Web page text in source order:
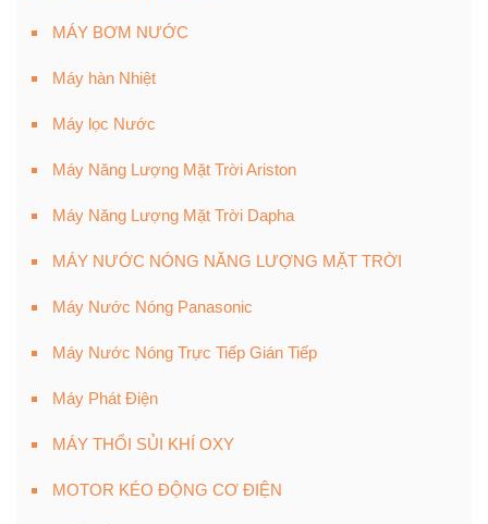
MÁY BƠM NƯỚC
Máy hàn Nhiệt
Máy lọc Nước
Máy Năng Lượng Mặt Trời Ariston
Máy Năng Lượng Mặt Trời Dapha
MÁY NƯỚC NÓNG NĂNG LƯỢNG MẶT TRỜI
Máy Nước Nóng Panasonic
Máy Nước Nóng Trực Tiếp Gián Tiếp
Máy Phát Điện
MÁY THỔI SỦI KHÍ OXY
MOTOR KÉO ĐỘNG CƠ ĐIỆN